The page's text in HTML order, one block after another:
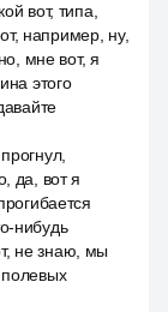
вот, типа,
например, ну,
мне вот, я
этого
да, вот я
нибудь
не знаю, мы